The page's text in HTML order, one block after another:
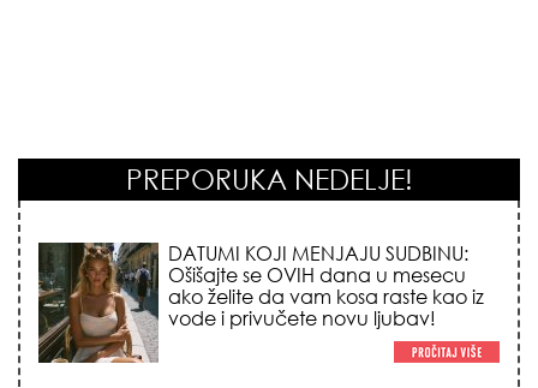
PREPORUKA NEDELJE!
DATUMI KOJI MENJAJU SUDBINU:
Ošišajte se OVIH dana u mesecu
ako želite da vam kosa raste kao iz
vode i privučete novu ljubav!